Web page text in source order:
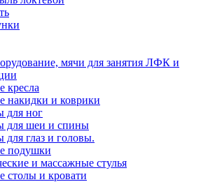
мячи для занятия ЛФК и
кресла
накидки и коврики
для ног
для шеи и спины
глаз и головы.
подушки
и массажные стулья
столы и кровати